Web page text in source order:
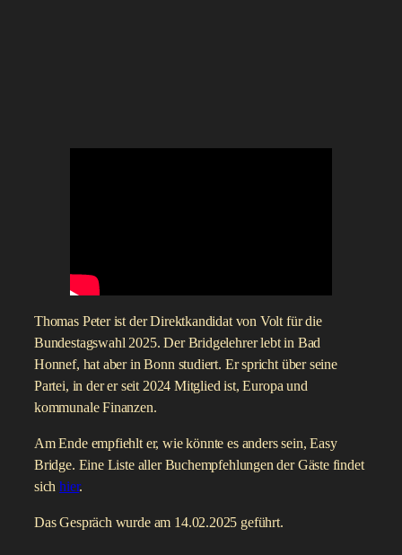
Thomas Peter ist der Direktkandidat von Volt für die
Bundestagswahl 2025. Der Bridgelehrer lebt in Bad
Honnef, hat aber in Bonn studiert. Er spricht über seine
Partei, in der er seit 2024 Mitglied ist, Europa und
kommunale Finanzen.
Am Ende empfiehlt er, wie könnte es anders sein, Easy
Bridge. Eine Liste aller Buchempfehlungen der Gäste findet
sichhier.
Das Gespräch wurde am 14.02.2025 geführt.